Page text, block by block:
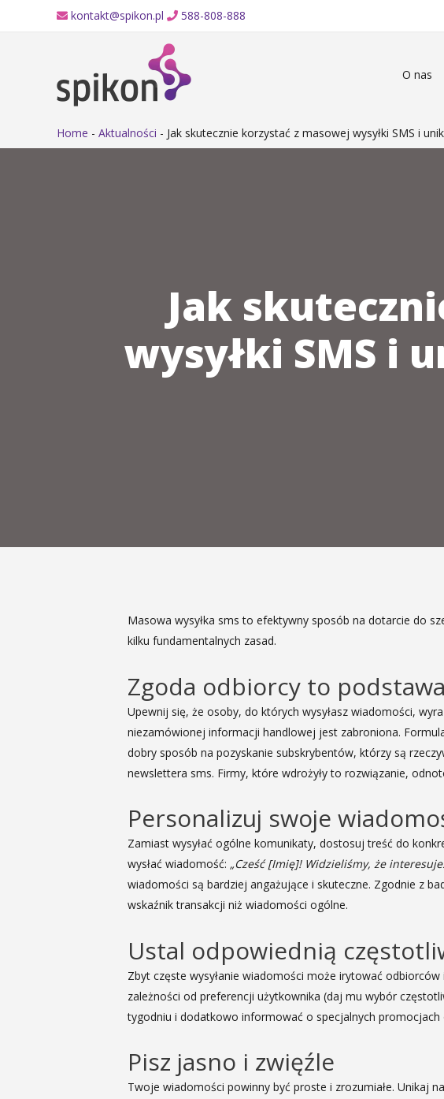
kontakt@spikon.pl 588-808-888
O nas
Home - Aktualności - Jak skutecznie korzystać z masowej wysyłki SMS i
Jak
wysyłki SMS i
Masowa wysyłka sms to efektywny sposób na dotarcie do
kilku fundamentalnych zasad.
Zgoda odbiorcy to podstawa
Upewnij się, że osoby, do których wysyłasz wiadomości,
niezamówionej informacji handlowej jest zabroniona.
dobry sposób na pozyskanie subskrybentów, którzy są
newslettera sms. Firmy, które wdrożyły to rozwiązanie,
Personalizuj swoje
Zamiast wysyłać ogólne komunikaty, dostosuj treść do
wysłać wiadomość: „Cześć [Imię]! Widzieliśmy, że
wiadomości są bardziej angażujące i skuteczne. Zgodnie z
wskaźnik transakcji niż wiadomości ogólne.
Ustal odpowiednią
Zbyt częste wysyłanie wiadomości może irytować
zależności od preferencji użytkownika (daj mu wybór
tygodniu i dodatkowo informować o specjalnych promocjach
Pisz jasno i zwięźle
Twoje wiadomości powinny być proste i zrozumiałe. Unikaj